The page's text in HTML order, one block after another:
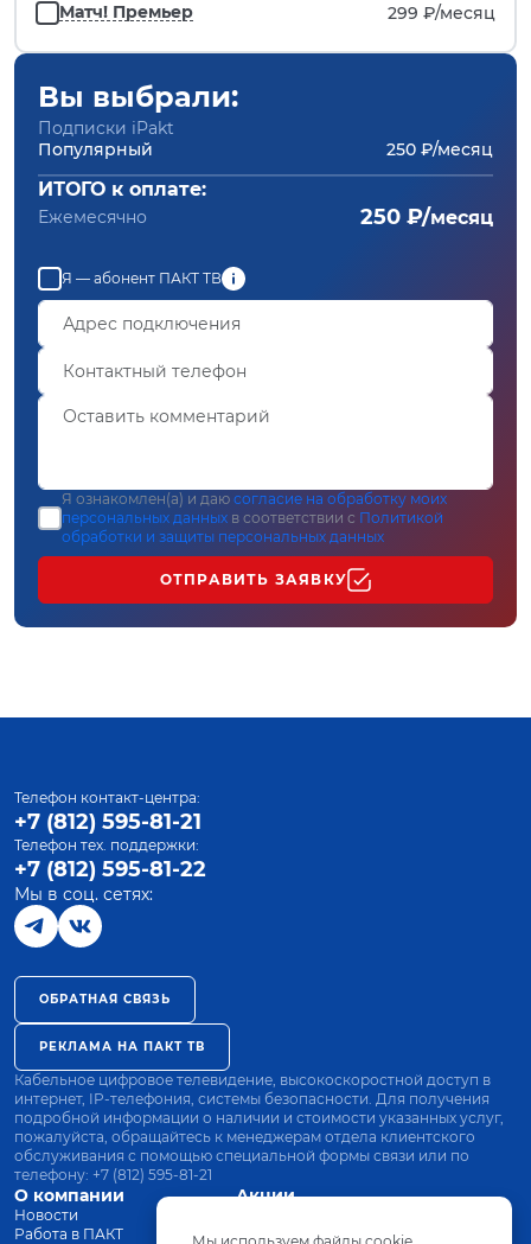
Матч! Премьер 299 ₽/месяц
Вы выбрали:
Подписки iPakt
Популярный
250 ₽/месяц
ИТОГО к оплате:
Ежемесячно 250 ₽/месяц
Я — абонент ПАКТ ТВ
Я ознакомлен(а) и даю согласие на обработку моих
персональных данных в соответствии с Политикой
обработки и защиты персональных данных
ОТПРАВИТЬ ЗАЯВКУ
О компании
Новости
Работа в ПАКТ
Акции
Оплата
Телефон контакт-центра:
+7 (812) 595-81-21
Телефон тех. поддержки:
+7 (812) 595-81-22
Мы в соц. сетях:
ОБРАТНАЯ СВЯЗЬ
РЕКЛАМА НА ПАКТ ТВ
Кабельное цифровое телевидение, высокоскоростной доступ в
интернет, IP-телефония, системы безопасности. Для получения
подробной информации о наличии и стоимости указанных услуг,
пожалуйста, обращайтесь к менеджерам отдела клиентского
обслуживания с помощью специальной формы связи или по
телефону: +7 (812) 595-81-21